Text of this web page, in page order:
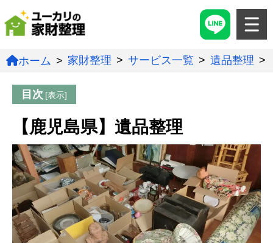
ホーム 家財整理 サービス一覧 遺品整理
目次
【鹿児島県】遺品整理